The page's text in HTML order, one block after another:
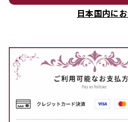
日本国内に